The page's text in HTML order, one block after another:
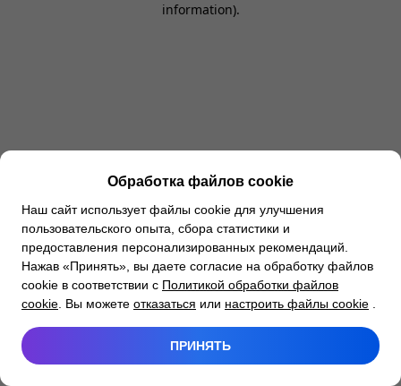
information).
Обработка файлов cookie
Наш сайт использует файлы cookie для улучшения
пользовательского опыта, сбора статистики и
предоставления персонализированных рекомендаций.
Нажав «Принять», вы даете согласие на обработку файлов
cookie в соответствии с Политикой обработки файлов
cookie . Вы можете отказаться или настроить файлы cookie
ПРИНЯТЬ